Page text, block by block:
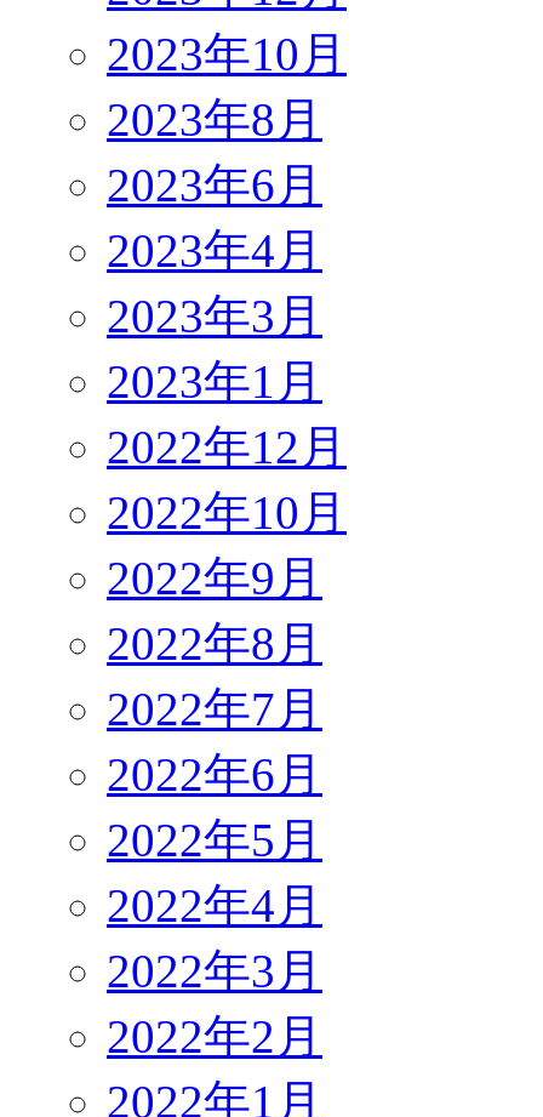
2023年10月
2023年8月
2023年6月
2023年4月
2023年3月
2023年1月
2022年12月
2022年10月
2022年9月
2022年8月
2022年7月
2022年6月
2022年5月
2022年4月
2022年3月
2022年2月
2022年1月